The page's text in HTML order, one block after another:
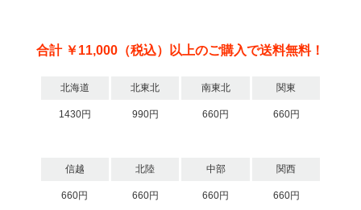
合計 ￥11,000（税込）以上のご購入で送料無料！
北海道 北東北 南東北 関東
1430円 990円 660円 660円
信越 北陸 中部 関西
660円 660円 660円 660円